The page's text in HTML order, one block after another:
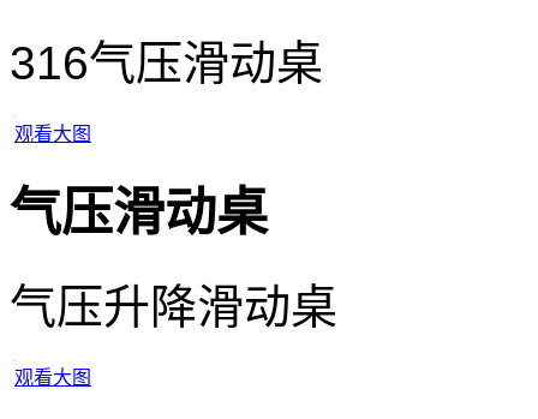
316气压滑动桌
观看大图
气压滑动桌
气压升降滑动桌
观看大图